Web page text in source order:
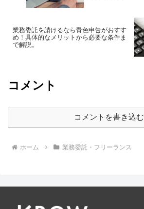
業務委託を請けるなら青色申告がおすす
め！具体的なメリットから必要な条件ま
で解説。
コメント
コメントを書き込む
ホーム 業務委託・フリーランス